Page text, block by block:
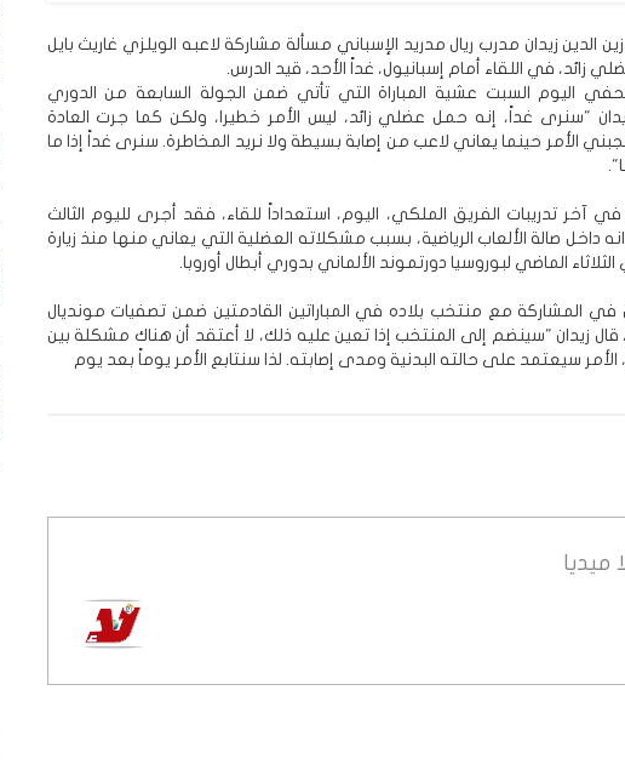
الدين زيدان مدرب ريال مدريد الإسباني مسألة مشاركة لاعبه الويلزي غاريث بايل
زائد، في اللقاء أمام إسبانيول، غداً الأحد، قيد الدرس.
اليوم السبت عشية المباراة التي تأتي ضمن الجولة السابعة من الدوري
زيدان "سنرى غداً، إنه حمل عضلي زائد، ليس الأمر خطيرا، ولكن كما جرت العادة
الأمر حينما يعاني لاعب من إصابة بسيطة ولا نريد المخاطرة. سنرى غداً إذا ما
آخر تدريبات الفريق الملكي، اليوم، استعداداً للقاء، فقد أجرى لليوم الثالث
داخل صالة الألعاب الرياضية، بسبب مشكلاته العضلية التي يعاني منها منذ زيارة
الماضي لبوروسيا دورتموند الألماني بدوري أبطال أوروبا.
المشاركة مع منتخب بلاده في المباراتين القادمتين ضمن تصفيات مونديال
قال زيدان "سينضم إلى المنتخب إذا تعين عليه ذلك، لا أعتقد أن هناك مشكلة بين
الأمر سيعتمد على حالته البدنية ومدى إصابته. لذا سنتابع الأمر يوماً بعد يوم
ميديا